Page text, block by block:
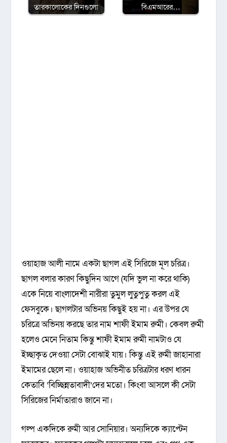
তারকালোকের দিনগুলো
বিএমআরের…
ওয়াহাজ আলী নামে একটা ছাগল এই সিরিজে মূল চরিত্র।
ছাগল বলার কারণ কিছুদিন আগে (যদি ভুল না করে থাকি)
একে নিয়ে বাংলাদেশী নারীরা তুমুল লুতুপুতু করল এই
ফেসবুকে। ছাগলটার অভিনয় কিছুই হয় না। এর উপর যে
চরিত্রে অভিনয় করছে তার নাম শাফী ইমাম রুমী। কেবল রুমী
হলেও মেনে নিতাম কিন্তু শাফী ইমাম রুমী নামটাও যে
ইচ্ছাকৃত দেওয়া সেটা বোঝাই যায়। কিন্তু এই রুমী জাহানারা
ইমামের ছেলে না। ওয়াহাজ অভিনীত চরিত্রটার ধরণ ধারন
কেতাবি ‘বিচ্ছিন্নতাবাদী’দের মতো। কিংবা আসলে কী সেটা
সিরিজের নির্মাতারাও জানে না।
গল্প একদিকে রুমী আর সোনিয়ার। অন্যদিকে ক্যাপ্টেন